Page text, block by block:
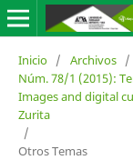
Inicio / Archivos /
Núm. 78/1 (2015):
Images and digital
Zurita
/
Otros Temas